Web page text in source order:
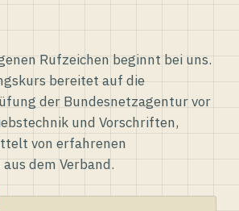
Rufzeichen beginnt bei uns.
bereitet auf die
der Bundesnetzagentur vor
und Vorschriften,
von erfahrenen
dem Verband.